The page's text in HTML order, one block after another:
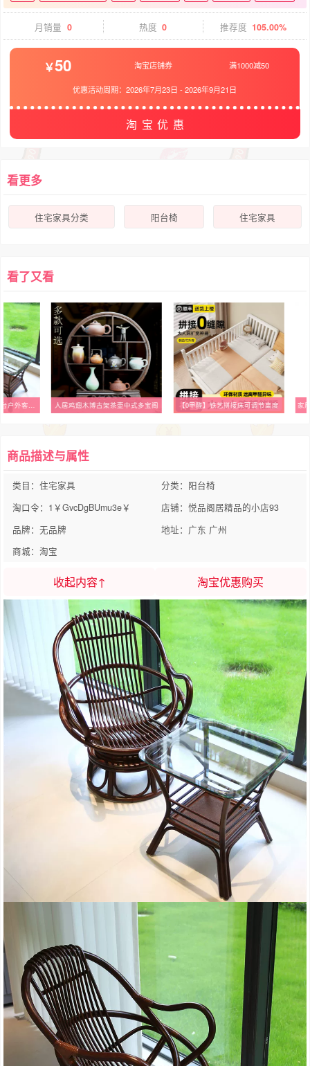
月销量 0 热度 0 推荐度 105.00%
50 淘宝店铺券 满1000减50
优惠活动周期：2026年7月23日 -2026年9月21日
淘宝优惠
看更多
住宅家具分类 阳台椅 住宅家具
看了又看
天然印尼真藤大转椅阳台户外客厅单人老人家用高靠背藤编椅子套件 人居鸡翅木博古架茶壶中式多宝阁 【0甲醛】铁艺拼接床可调节高度
商品描述与属性
类目：住宅家具
分类：阳台椅
淘口令：1￥GvcDgBUmu3e￥
店铺：悦品阁居精品的小店93
品牌：无品牌
地址：广东 广州
商城：淘宝
收起内容↑ 淘宝优惠购买